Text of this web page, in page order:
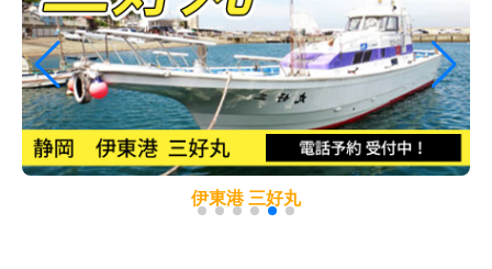
伊東港 三好丸